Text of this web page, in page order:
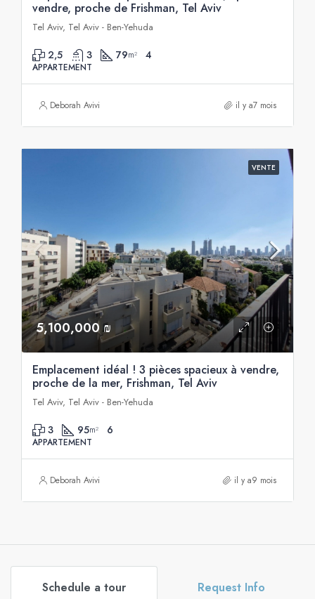
vendre, proche de Frishman, Tel Aviv
Tel Aviv, Tel Aviv - Ben-Yehuda
2,5 3 79m² 4
APPARTEMENT
Deborah Avivi il y a7 mois
VENTE
5,100,000 ₪
Emplacement idéal ! 3 pièces spacieux à vendre,
proche de la mer, Frishman, Tel Aviv
Tel Aviv, Tel Aviv - Ben-Yehuda
3 95m² 6
APPARTEMENT
Deborah Avivi il y a9 mois
Schedule a tour Request Info